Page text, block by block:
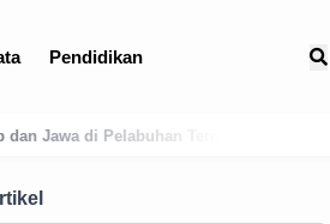
Pendidikan
Membedah Presensi Online